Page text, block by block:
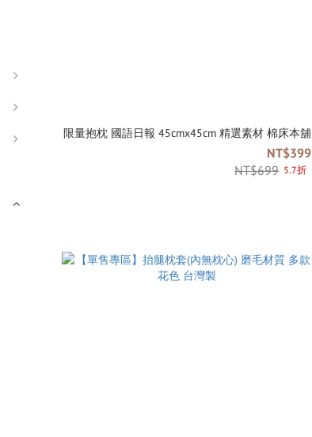
限量抱枕 國語日報 45cmx45cm 精選素材 棉床本舖
NT$399
NT$699 5.7折